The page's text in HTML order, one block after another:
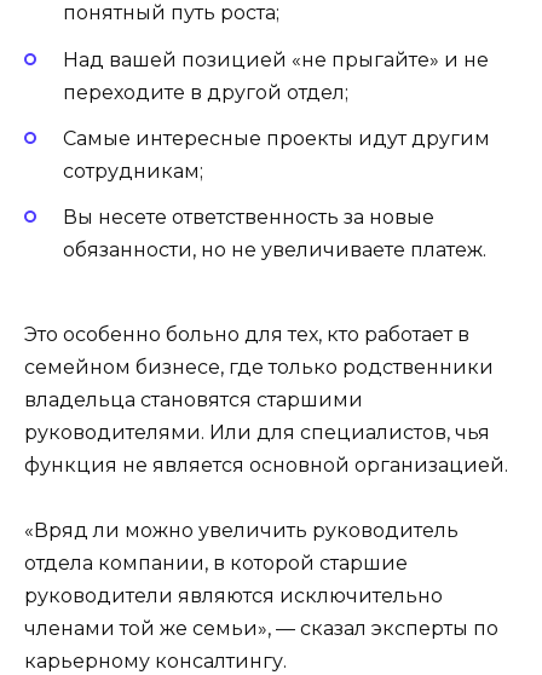
понятный путь роста;
Над вашей позицией «не прыгайте» и не
переходите в другой отдел;
Самые интересные проекты идут другим
сотрудникам;
Вы несете ответственность за новые
обязанности, но не увеличиваете платеж.
Это особенно больно для тех, кто работает в
семейном бизнесе, где только родственники
владельца становятся старшими
руководителями. Или для специалистов, чья
функция не является основной организацией.
«Вряд ли можно увеличить руководитель
отдела компании, в которой старшие
руководители являются исключительно
членами той же семьи», — сказал эксперты по
карьерному консалтингу.